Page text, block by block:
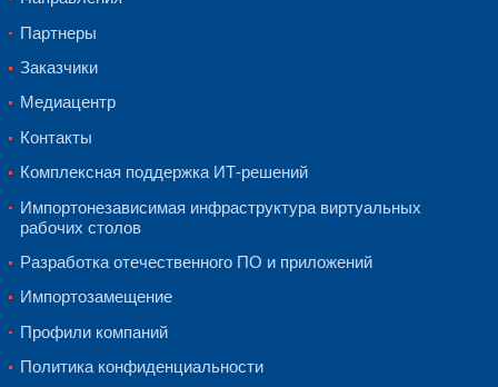
инфраструктуры, построенной на
решениях. В текущих условиях
сохранила доступ к
импортным продуктам и продолжает
поддержку на действующее
ушедших вендоров», –
клиентами компании KPBS®.